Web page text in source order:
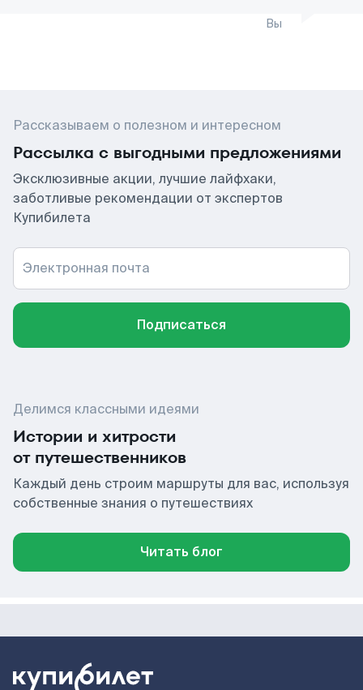
Вы
Рассказываем о полезном и интересном
Рассылка с выгодными предложениями
Эксклюзивные акции, лучшие лайфхаки,
заботливые рекомендации от экспертов
Купибилета
Электронная почта
Подписаться
Делимся классными идеями
Истории и хитрости
от путешественников
Каждый день строим маршруты для вас, используя
собственные знания о путешествиях
Читать блог